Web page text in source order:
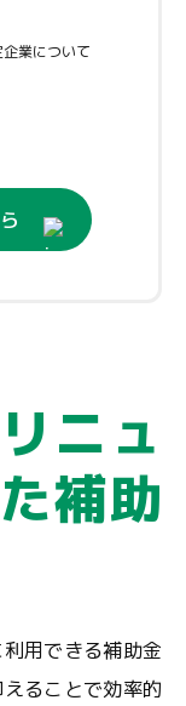
業について
ニュ
補助
用できる補助金
ることで効率的